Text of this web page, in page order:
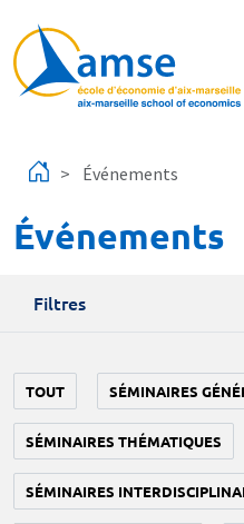
Événements
Événements
Filtres
TOUT SÉMINAIRES
SÉMINAIRES THÉMATIQUES
SÉMINAIRES